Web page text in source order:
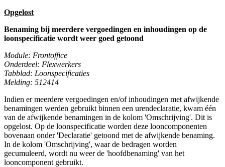
Opgelost
Benaming bij meerdere vergoedingen en inhoudingen op de
loonspecificatie wordt weer goed getoond
Module: Frontoffice
Onderdeel: Flexwerkers
Tabblad: Loonspecificaties
Melding: 512414
Indien er meerdere vergoedingen en/of inhoudingen met afwijkende
benamingen werden gebruikt binnen een urendeclaratie, kwam één
van de afwijkende benamingen in de kolom 'Omschrijving'. Dit is
opgelost. Op de loonspecificatie worden deze looncomponenten
bovenaan onder 'Declaratie' getoond met de afwijkende benaming.
In de kolom 'Omschrijving', waar de bedragen worden
gecumuleerd, wordt nu weer de 'hoofdbenaming' van het
looncomponent gebruikt.